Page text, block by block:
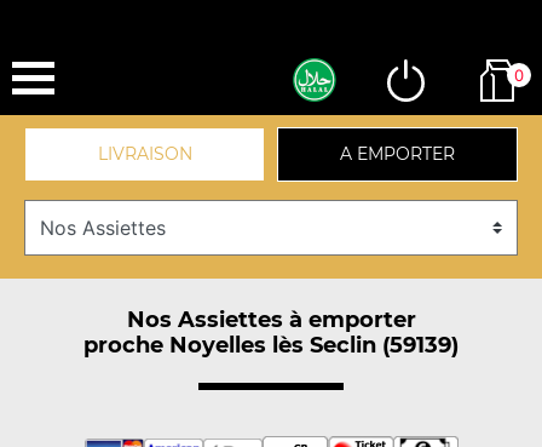
0
LIVRAISON A EMPORTER
Nos Assiettes à emporter
proche Noyelles lès Seclin (59139)